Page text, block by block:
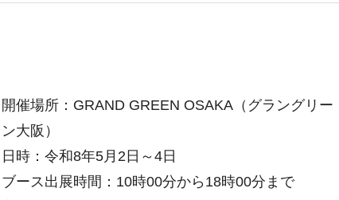
開催場所：GRAND GREEN OSAKA（グラングリー
ン大阪）
日時：令和8年5月2日～4日
ブース出展時間：10時00分から18時00分まで